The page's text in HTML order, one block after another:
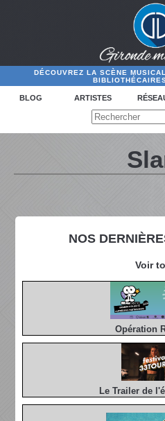
DÉCOUVREZ LA SCÈNE
BLOG ARTISTES
NOS
Voir
Opération
Le Trailer de